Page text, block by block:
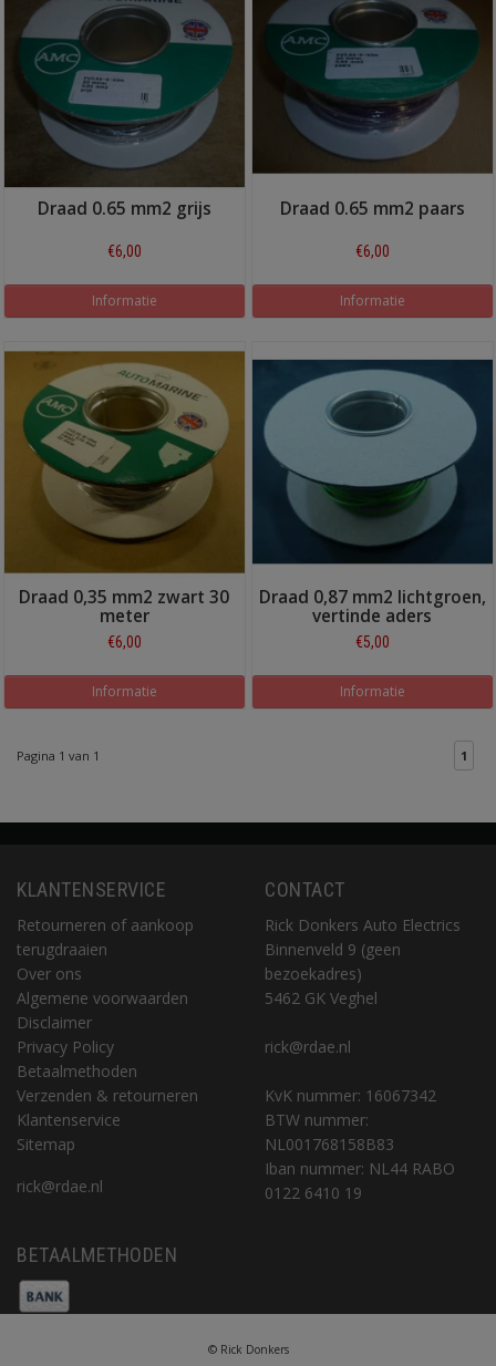
Draad 0.65 mm2 grijs
€6,00
Informatie
Draad 0.65 mm2 paars
€6,00
Informatie
Draad 0,35 mm2 zwart 30
meter
€6,00
Informatie
Draad 0,87 mm2 lichtgroen,
vertinde aders
€5,00
Informatie
Pagina 1 van 1 1
KLANTENSERVICE
Retourneren of aankoop
terugdraaien
Over ons
Algemene voorwaarden
Disclaimer
Privacy Policy
Betaalmethoden
Verzenden & retourneren
Klantenservice
Sitemap
rick@rdae.nl
CONTACT
Rick Donkers Auto Electrics
Binnenveld 9 (geen
bezoekadres)
5462 GK Veghel
rick@rdae.nl
KvK nummer: 16067342
BTW nummer:
NL001768158B83
Iban nummer: NL44 RABO
0122 6410 19
BETAALMETHODEN
© Rick Donkers